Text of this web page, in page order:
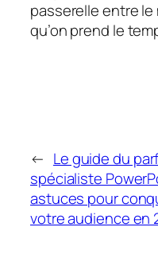
passerelle entre
qu’on prend le
← Le guide du
spécialiste
astuces pour
votre audience en